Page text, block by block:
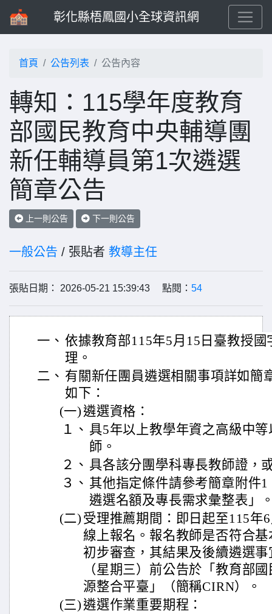
彰化縣梧鳳國小全球資訊網
首頁 公告列表 公告內容
轉知：115學年度教育
部國民教育中央輔導團
新任輔導員第1次遴選
簡章公告
上一則公告 下一則公告
一般公告 / 張貼者 教導主任
張貼日期： 2026-05-21 15:39:43 點閱： 54
一、 依據教育部115年5月15日臺教授國
理。
二、 有關新任團員遴選相關事項詳如簡
如下：
(一) 遴選資格：
１、 具5年以上教學年資之高級中
師。
２、 具各該分團學科專長教師證，
３、 其他指定條件請參考簡章附件
遴選名額及專長需求彙整表」
(二) 受理推薦期間：即日起至115年
線上報名。報名教師是否符合
初步審查，其結果及後續遴選
（星期三）前公告於「教育部
源整合平臺」（簡稱CIRN）。
(三) 遴選作業重要期程：